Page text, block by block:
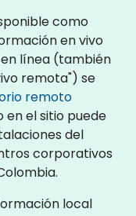
como
en vivo
en línea (también
remota") se
remoto
en el sitio puede
del
corporativos
local